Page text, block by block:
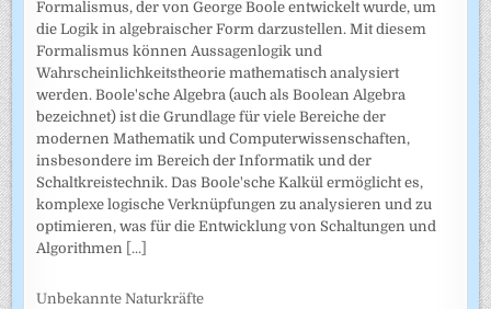
Formalismus, der von George Boole entwickelt wurde, um
die Logik in algebraischer Form darzustellen. Mit diesem
Formalismus können Aussagenlogik und
Wahrscheinlichkeitstheorie mathematisch analysiert
werden. Boole'sche Algebra (auch als Boolean Algebra
bezeichnet) ist die Grundlage für viele Bereiche der
modernen Mathematik und Computerwissenschaften,
insbesondere im Bereich der Informatik und der
Schaltkreistechnik. Das Boole'sche Kalkül ermöglicht es,
komplexe logische Verknüpfungen zu analysieren und zu
optimieren, was für die Entwicklung von Schaltungen und
Algorithmen [...]
Unbekannte Naturkräfte